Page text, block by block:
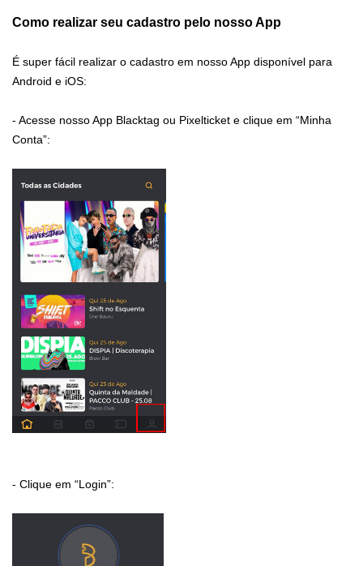
Como realizar seu cadastro pelo nosso App
É super fácil realizar o cadastro em nosso App disponível para
Android e iOS:
- Acesse nosso App Blacktag ou Pixelticket e clique em “Minha
Conta”:
- Clique em “Login”: